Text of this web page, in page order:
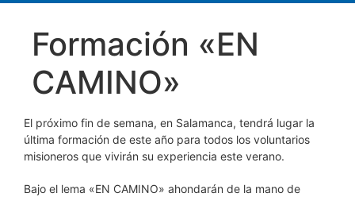
Formación «EN
CAMINO»
El próximo fin de semana, en Salamanca, tendrá lugar la
última formación de este año para todos los voluntarios
misioneros que vivirán su experiencia este verano.
Bajo el lema «EN CAMINO» ahondarán de la mano de